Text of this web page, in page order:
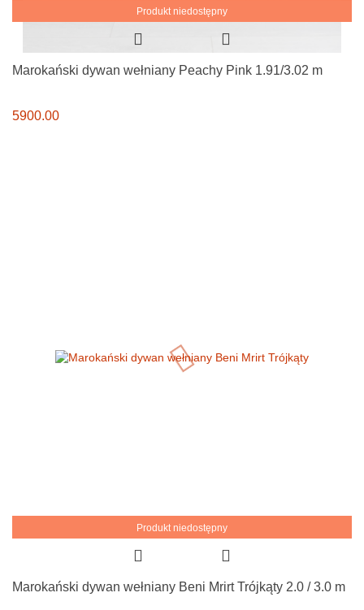
Produkt niedostępny
Marokański dywan wełniany Peachy Pink 1.91/3.02 m
5900.00
Produkt niedostępny
Marokański dywan wełniany Beni Mrirt Trójkąty 2.0 / 3.0 m